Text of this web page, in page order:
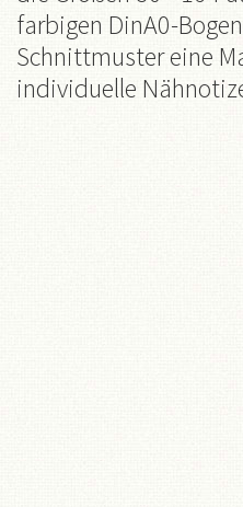
farbigen DinA0-
Schnittmuster eine
individuelle